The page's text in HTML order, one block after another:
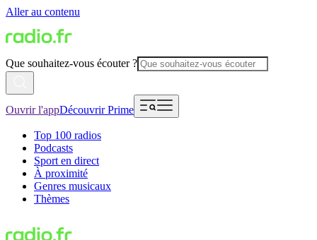
Aller au contenu
Que souhaitez-vous écouter ?
Ouvrir l'appDécouvrir Prime
Top 100 radios
Podcasts
Sport en direct
À proximité
Genres musicaux
Thèmes